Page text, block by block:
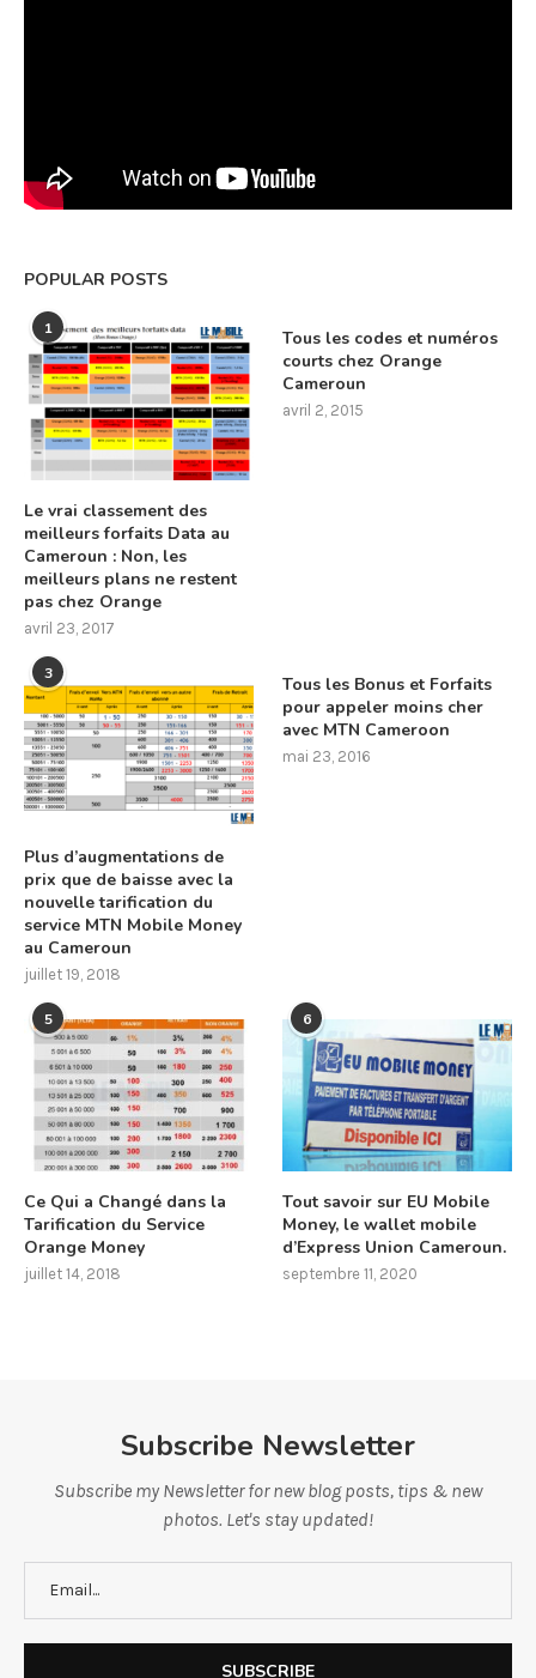
POPULAR POSTS
1
Le vrai classement des
meilleurs forfaits Data au
Cameroun : Non, les
meilleurs plans ne restent
pas chez Orange
avril 23, 2017
Tous les codes et numéros
courts chez Orange
Cameroun
avril 2, 2015
3
Plus d’augmentations de
prix que de baisse avec la
nouvelle tarification du
service MTN Mobile Money
au Cameroun
juillet 19, 2018
Tous les Bonus et Forfaits
pour appeler moins cher
avec MTN Cameroon
mai 23, 2016
5
Ce Qui a Changé dans la
Tarification du Service
Orange Money
juillet 14, 2018
6
Tout savoir sur EU Mobile
Money, le wallet mobile
d’Express Union Cameroun.
septembre 11, 2020
Subscribe Newsletter
Subscribe my Newsletter for new blog posts, tips & new
photos. Let's stay updated!